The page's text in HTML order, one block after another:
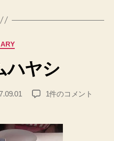
カ
ゴ
リハヤシ
D&
ハ
ヤ
1件のコメント